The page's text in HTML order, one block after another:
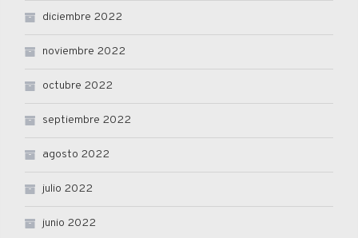
diciembre 2022
noviembre 2022
octubre 2022
septiembre 2022
agosto 2022
julio 2022
junio 2022